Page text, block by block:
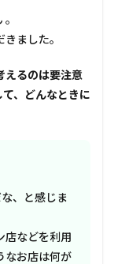
ました。
えるのは要注意
、どんなときに
、と感じま
店などを利用
なお店は何が